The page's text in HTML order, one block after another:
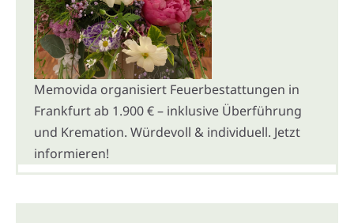
Memovida organisiert Feuerbestattungen in
Frankfurt ab 1.900 € – inklusive Überführung
und Kremation. Würdevoll & individuell. Jetzt
informieren!